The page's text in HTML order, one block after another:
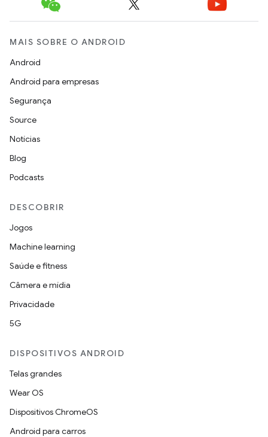
MAIS SOBRE O ANDROID
Android
Android para empresas
Segurança
Source
Notícias
Blog
Podcasts
DESCOBRIR
Jogos
Machine learning
Saúde e fitness
Câmera e mídia
Privacidade
5G
DISPOSITIVOS ANDROID
Telas grandes
Wear OS
Dispositivos ChromeOS
Android para carros